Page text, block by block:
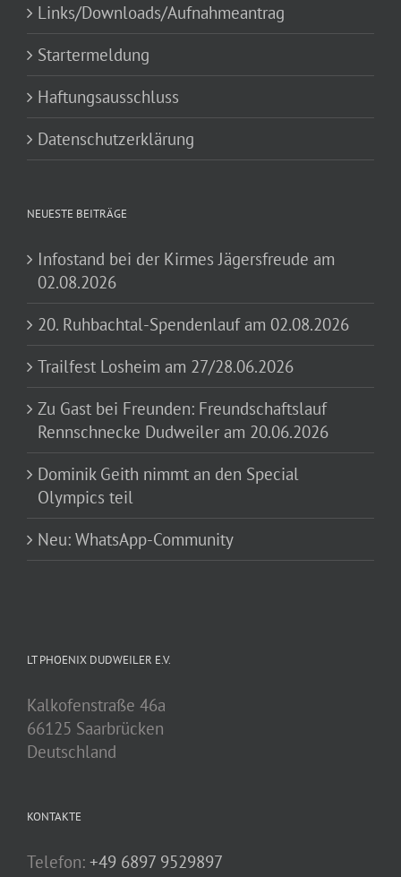
Links/Downloads/Aufnahmeantrag
Startermeldung
Haftungsausschluss
Datenschutzerklärung
NEUESTE BEITRÄGE
Infostand bei der Kirmes Jägersfreude am
02.08.2026
20. Ruhbachtal-Spendenlauf am 02.08.2026
Trailfest Losheim am 27/28.06.2026
Zu Gast bei Freunden: Freundschaftslauf
Rennschnecke Dudweiler am 20.06.2026
Dominik Geith nimmt an den Special
Olympics teil
Neu: WhatsApp-Community
LT PHOENIX DUDWEILER E.V.
Kalkofenstraße 46a
66125 Saarbrücken
Deutschland
KONTAKTE
Telefon: +49 6897 9529897